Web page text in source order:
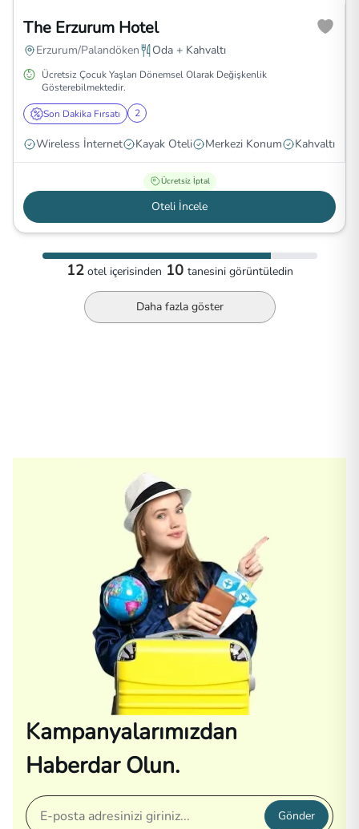
The Erzurum Hotel
Erzurum/Palandöken Oda + Kahvaltı
Ücretsiz Çocuk Yaşları Dönemsel Olarak Değişkenlik
Gösterebilmektedir.
Son Dakika Fırsatı 2
Wireless İnternet Kayak Oteli Merkezi Konum Kahvaltı
Ücretsiz İptal
Oteli İncele
12 oteliçerisinden 10 tanesini görüntüledin
Daha fazla göster
Kampanyalarımızdan
Haberdar Olun.
Gönder